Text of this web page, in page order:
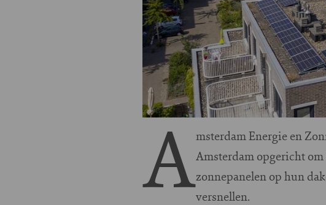
Amsterdam Energie en
Amsterdam opgericht
zonnepanelen op hun
versnellen.